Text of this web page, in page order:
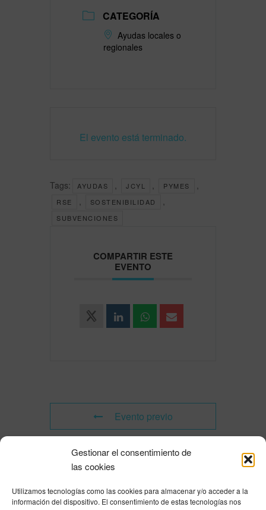
Gestionar el consentimiento de
las cookies
Utilizamos tecnologías como las cookies para almacenar y/o acceder a la
información del dispositivo. El consentimiento de estas tecnologías nos
CATEGORÍA
Ayudas locales o
regionales
El evento está terminado.
Tags: AYUDAS , JCYL , PYMES ,
RSE , SOSTENIBILIDAD ,
SUBVENCIONES
COMPARTIR ESTE
EVENTO
Evento previo
Evento siguiente
Powered byModern Events Calendar